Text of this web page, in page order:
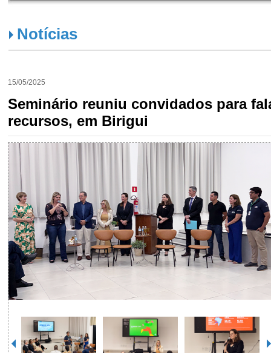
Notícias
15/05/2025
Seminário reuniu convidados para
recursos, em Birigui